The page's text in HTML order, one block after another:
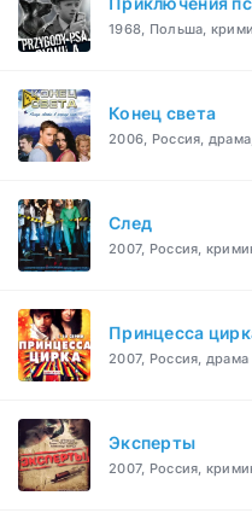
1968, Польша,
Конец света
2006, Россия,
След
2007, Россия,
Принцесса
2007, Россия, драма
Эксперты
2007, Россия,